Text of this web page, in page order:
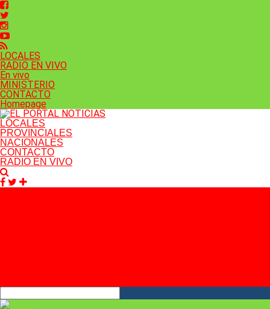
LOCALES
RADIO EN VIVO
En vivo
MINISTERIO
CONTACTO
Homepage
LOCALES
PROVINCIALES
NACIONALES
CONTACTO
RADIO EN VIVO